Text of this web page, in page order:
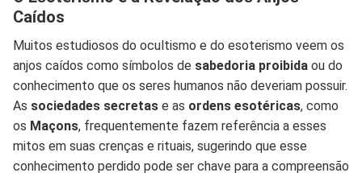
Caídos
Muitos estudiosos do ocultismo e do esoterismo veem os
anjos caídos como símbolos de sabedoria proibidaou do
conhecimento que os seres humanos não deveriam possuir.
As sociedades secretase as ordens esotéricas, como
os Maçons, frequentemente fazem referência a esses
mitos em suas crenças e rituais, sugerindo que esse
conhecimento perdido pode ser chave para a compreensão